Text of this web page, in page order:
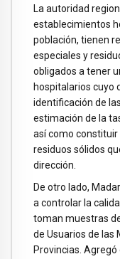
La autoridad
establecimientos
población, tienen
especiales y
obligados a tener
hospitalarios cuyo
identificación de
estimación de la
así como
residuos sólidos
dirección.
De otro lado,
a controlar la
toman muestras
de Usuarios de las
Provincias. Agregó